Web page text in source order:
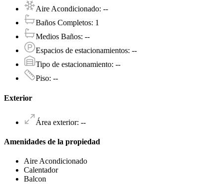
Aire Acondicionado: --
Baños Completos: 1
Medios Baños: --
Espacios de estacionamientos: --
Tipo de estacionamiento: --
Piso: --
Exterior
Área exterior: --
Amenidades de la propiedad
Aire Acondicionado
Calentador
Balcon